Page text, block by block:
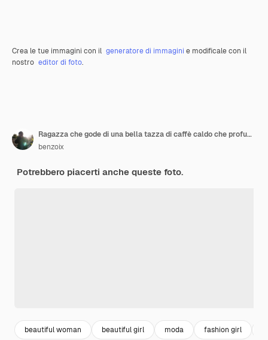
Crea le tue immagini con il generatore di immagini e modificale con il
nostro editor di foto.
Ragazza che gode di una bella tazza di caffè caldo che profuma di sapore con gli occhi chiusi e un sorriso felice e compiaciuto w
benzoix
Potrebbero piacerti anche queste foto.
beautiful woman beautiful girl moda fashion girl